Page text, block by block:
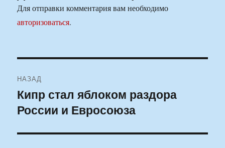
Для отправки комментария вам необходимо
авторизоваться.
по
записям
НАЗАД
Предыдущая
запись:
Кипр стал яблоком раздора
России и Евросоюза